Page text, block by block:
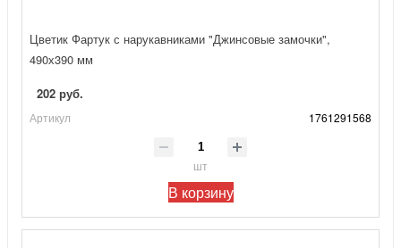
Цветик Фартук с нарукавниками "Джинсовые замочки",
490х390 мм
202 руб.
Артикул 1761291568
шт
В корзину